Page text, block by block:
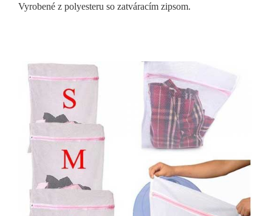
Vyrobené z polyesteru so zatváracím zipsom.